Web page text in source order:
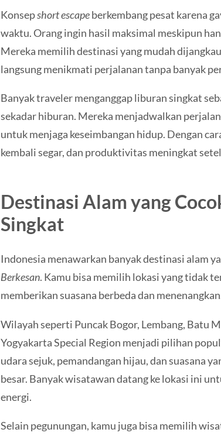
Konsepshort escapeberkembang pesat karena
waktu. Orang ingin hasil maksimal meskipun
Mereka memilih destinasi yang mudah
langsung menikmati perjalanan tanpa banyak
Banyak traveler menganggap liburan singkat
sekadar hiburan. Mereka menjadwalkan
untuk menjaga keseimbangan hidup. Dengan
kembali segar, dan produktivitas meningkat
Destinasi Alam yang
Singkat
Indonesia menawarkan banyak destinasi alam
Berkesan. Kamu bisa memilih lokasi yang tidak
memberikan suasana berbeda dan
Wilayah seperti Puncak Bogor, Lembang, Batu
Yogyakarta Special Region menjadi pilihan
udara sejuk, pemandangan hijau, dan suasana
besar. Banyak wisatawan datang ke lokasi ini
energi.
Selain pegunungan, kamu juga bisa memilih